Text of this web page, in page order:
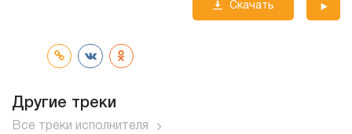
Скачать
Другие треки
Все треки исполнителя